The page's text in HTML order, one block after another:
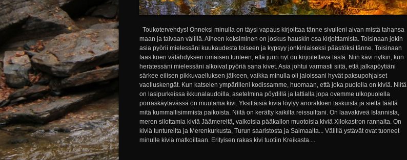
Toukotervehdys! Onneksi minulla on täysi vapaus kirjoittaa tänne sivulleni aivan mistä tahansa
maan ja taivaan välillä. Aiheen keksiminen on joskus hauskin osa kirjoittamista. Toisinaan jokin
asia pyörii mielessäni kuukaudesta toiseen ja kypsyy jonkinlaiseksi päästöksi tänne. Toisinaan
taas koen välähdyksen omaisen tunteen, että juuri nyt on kirjoitettava tästä. Niin kävi nytkin, kun
herätessäni mielessäni alkoivat pyöriä sana kivet. Asia johtui varmasti siitä, että jalkapöytiäni
särkee eilisen pikkuvaelluksen jälkeen, vaikka minulla oli jaloissani hyvät paksupohjaiset
vaelluskengät. Kun katselen ympärilleni kodissamme, huomaan, että joka puolella on kiviä. Niitä
on lasipurkeissa ikkunalaudoilla, asetelmina pöydillä ja lattialla jopa ovemme ulkopuolella
porraskäytävässä on muutama kivi. Yksittäisiä kiviä löytyy anorakkien taskuista ja sieltä täältä
mitä kummallisimmista paikoista. Niitä on kerätty kaikilta reissuiltani. On laavakiveä Islannista,
meren silottamia kiviä Jäämereltä, valkoisia pääkallon muotoisia kiviä Xilokastron rannalta. On
kiviä tuntureilta ja Merenkurkusta, Turun saaristosta ja Saimaalta... Välillä ystävät ovat tuoneet
minulle kiviä matkoiltaan. Erityisen rakas kivi tuotiin Kreikasta....